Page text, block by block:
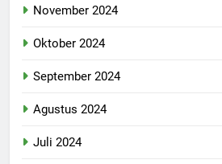
November 2024
Oktober 2024
September 2024
Agustus 2024
Juli 2024